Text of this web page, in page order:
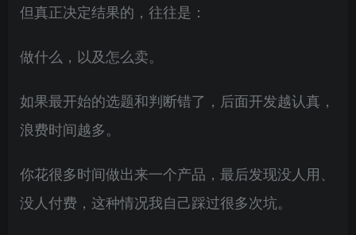
但真正决定结果的，往往是：
做什么，以及怎么卖。
如果最开始的选题和判断错了，后面开发越认真，
浪费时间越多。
你花很多时间做出来一个产品，最后发现没人用、
没人付费，这种情况我自己踩过很多次坑。